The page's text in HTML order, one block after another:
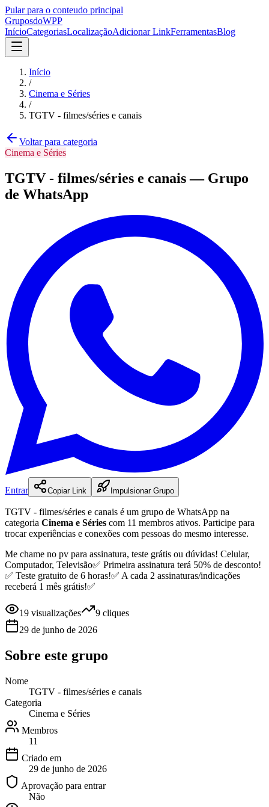
Pular para o conteudo principal
GruposdoWPP
InícioCategoriasLocalizaçãoAdicionar LinkFerramentasBlog
Início
/
Cinema e Séries
/
TGTV - filmes/séries e canais
Voltar para categoria
Cinema e Séries
TGTV - filmes/séries e canais— Grupo
de WhatsApp
Entrar Copiar Link Impulsionar Grupo
TGTV - filmes/séries e canais é um grupo de WhatsApp na
categoria Cinema e Séries com 11 membros ativos. Participe para
trocar experiências e conexões com pessoas do mesmo interesse.
Me chame no pv para assinatura, teste grátis ou dúvidas! Celular,
Computador, Televisão✅ Primeira assinatura terá 50% de desconto!
✅ Teste gratuito de 6 horas!✅ A cada 2 assinaturas/indicações
receberá 1 mês grátis!✅
19 visualizações 9 cliques
29 de junho de 2026
Sobre este grupo
Nome
TGTV - filmes/séries e canais
Categoria
Cinema e Séries
Membros
11
Criado em
29 de junho de 2026
Aprovação para entrar
Não